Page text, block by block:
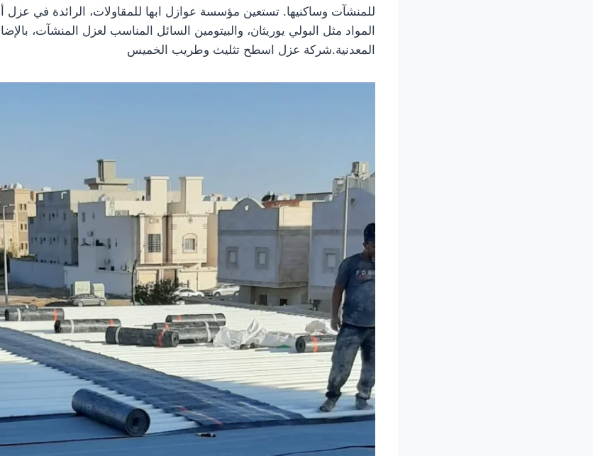
للمنشآت وساكنيها. تستعين مؤسسة عوازل ابها للمقاولات، الرائدة في
المواد مثل البولي يوريثان، والبيتومين السائل المناسب لعزل المنشآت،
المعدنية.شركة عزل اسطح تثليث وطريب الخميس